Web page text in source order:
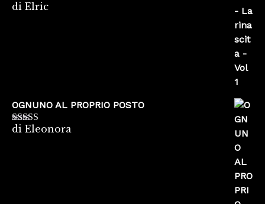
Valutato5
di Elric
OGNUNO AL PROPRIO POSTO
Valutato5su
di Eleonora